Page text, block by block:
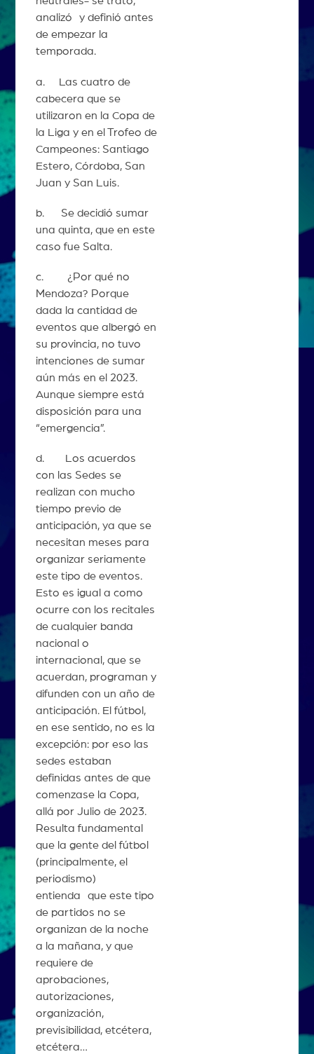
analizó y definió antes
de empezar la
temporada.
a. Las cuatro de
cabecera que se
utilizaron en la Copa de
la Liga y en el Trofeo de
Campeones: Santiago
Estero, Córdoba, San
Juan y San Luis.
b. Se decidió sumar
una quinta, que en este
caso fue Salta.
c. ¿Por qué no
Mendoza? Porque
dada la cantidad de
eventos que albergó en
su provincia, no tuvo
intenciones de sumar
aún más en el 2023.
Aunque siempre está
disposición para una
“emergencia”.
d. Los acuerdos
con las Sedes se
realizan con mucho
tiempo previo de
anticipación, ya que se
necesitan meses para
organizar seriamente
este tipo de eventos.
Esto es igual a como
ocurre con los recitales
de cualquier banda
nacional o
internacional, que se
acuerdan, programan y
difunden con un año de
anticipación. El fútbol,
en ese sentido, no es la
excepción: por eso las
sedes estaban
definidas antes de que
comenzase la Copa,
allá por Julio de 2023.
Resulta fundamental
que la gente del fútbol
(principalmente, el
periodismo)
entienda que este tipo
de partidos no se
organizan de la noche
a la mañana, y que
requiere de
aprobaciones,
autorizaciones,
organización,
previsibilidad, etcétera,
etcétera…